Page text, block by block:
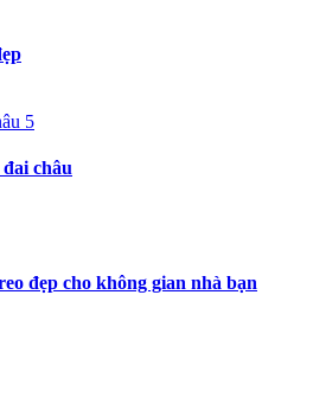
châu
đẹp cho không gian nhà bạn